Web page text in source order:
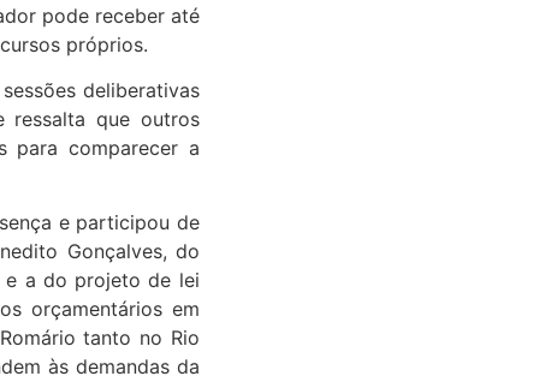
pode receber até
próprios.
deliberativas
ressalta que outros
para comparecer a
e participou de
Gonçalves, do
e a do projeto de lei
orçamentários em
tanto no Rio
às demandas da